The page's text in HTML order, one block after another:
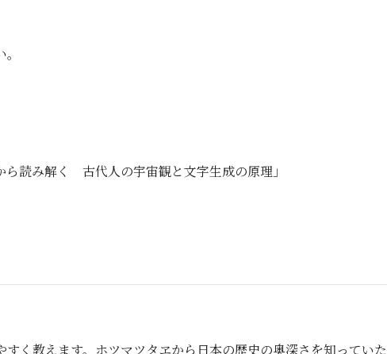
読み解く 古代人の宇宙観と文字生成の原理」
く教えます。ホツマツタヱから日本の歴史の奥深さを知っていた